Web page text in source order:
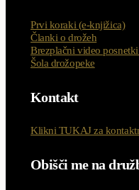
Prvi koraki (e-knjižica)
Članki o drožeh
Brezplačni video
Šola drožopeke
Kontakt
Klikni TUKAJ za
Obišči me na